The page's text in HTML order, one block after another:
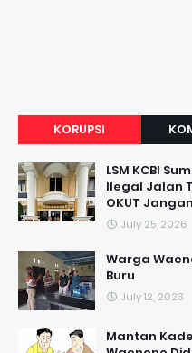
KORUPSI
LSM KCBI
Ilegal Jalan
OKUT
July 25, 2026
Warga
Buru
July 12, 2023
Mantan